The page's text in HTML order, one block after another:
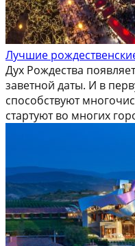
Лучшие
Дух Рождества
заветной даты. И в
способствуют
стартуют во многих